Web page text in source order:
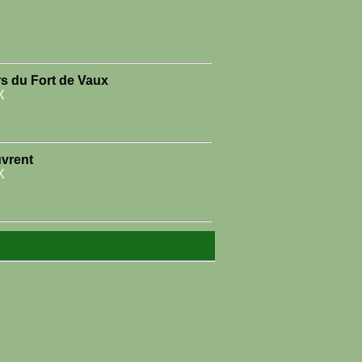
du Fort de Vaux